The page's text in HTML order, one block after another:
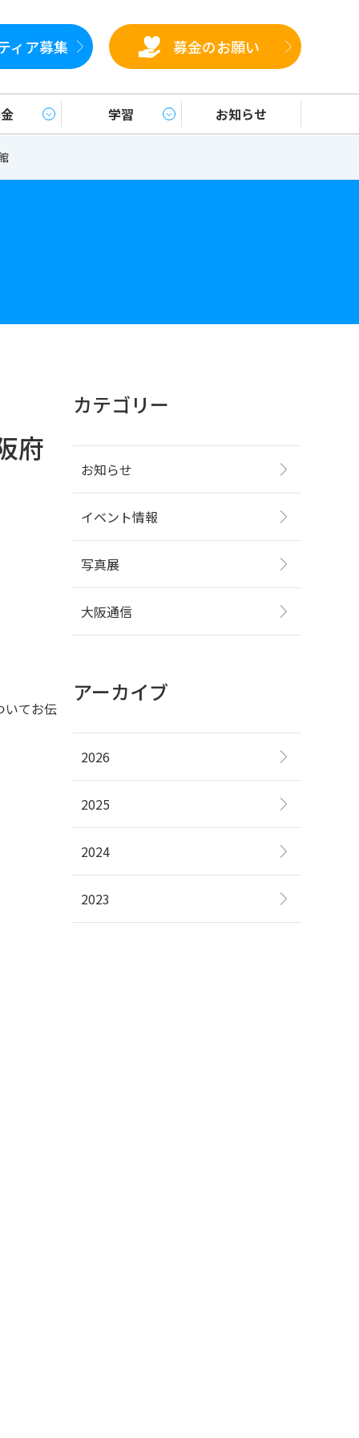
ィア募集 募金のお願い
学習 お知らせ
府
いてお伝
カテゴリー
お知らせ
イベント情報
写真展
大阪通信
アーカイブ
2026
2025
2024
2023